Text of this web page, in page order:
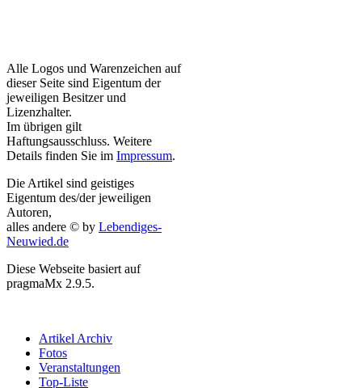
Alle Logos und Warenzeichen auf
dieser Seite sind Eigentum der
jeweiligen Besitzer und
Lizenzhalter.
Im übrigen gilt
Haftungsausschluss. Weitere
Details finden Sie im Impressum.
Die Artikel sind geistiges
Eigentum des/der jeweiligen
Autoren,
alles andere © by Lebendiges-
Neuwied.de
Diese Webseite basiert auf
pragmaMx 2.9.5.
Artikel Archiv
Fotos
Veranstaltungen
Top-Liste